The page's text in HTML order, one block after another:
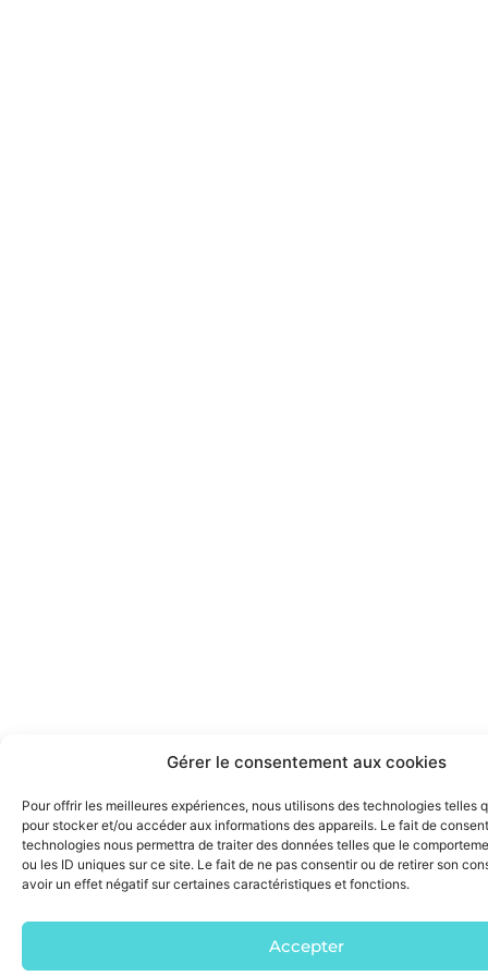
Gérer le consentement aux cookies
Pour offrir les meilleures expériences, nous utilisons des technologies telles
pour stocker et/ou accéder aux informations des appareils. Le fait de
technologies nous permettra de traiter des données telles que le
ou les ID uniques sur ce site. Le fait de ne pas consentir ou de retirer son
avoir un effet négatif sur certaines caractéristiques et fonctions.
Accepter